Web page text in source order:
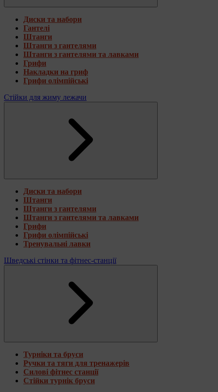
Диски та набори
Гантелі
Штанги
Штанги з гантелями
Штанги з гантелями та лавками
Грифи
Накладки на гриф
Грифи олімпійські
Стійки для жиму лежачи
Диски та набори
Штанги
Штанги з гантелями
Штанги з гантелями та лавками
Грифи
Грифи олімпійські
Тренувальні лавки
Шведські стінки та фітнес-станції
Турніки та бруси
Ручки та тяги для тренажерів
Силові фітнес станції
Стійки турнік бруси